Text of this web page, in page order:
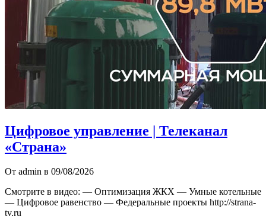
Цифровое управление | Телеканал
«Страна»
От admin в 09/08/2026
Смотрите в видео: — Оптимизация ЖКХ — Умные котельные
— Цифровое равенство — Федеральные проекты http://strana-
tv.ru